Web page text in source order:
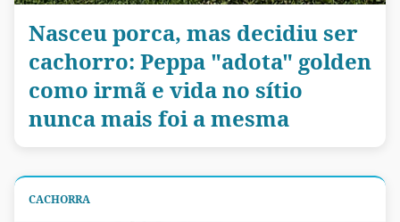
Nasceu porca, mas decidiu ser
cachorro: Peppa "adota" golden
como irmã e vida no sítio
nunca mais foi a mesma
CACHORRA